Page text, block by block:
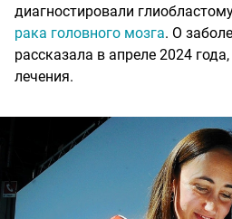
диагностировали
рака головного мозга. О
рассказала в апреле 2024
лечения.